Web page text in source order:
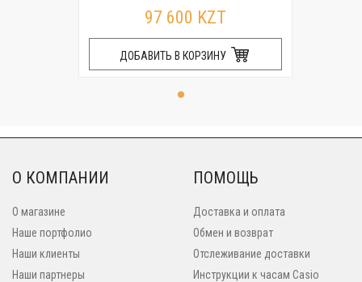
97 600 KZT
ДОБАВИТЬ В КОРЗИНУ
О КОМПАНИИ
О магазине
Наше портфолио
Наши клиенты
Наши партнеры
ПОМОЩЬ
Доставка и оплата
Обмен и возврат
Отслеживание доставки
Инструкции к часам Casio